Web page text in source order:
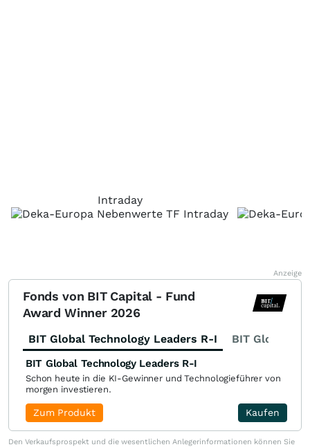
Intraday
Anzeige
Fonds von BIT Capital - Fund
Award Winner 2026
BIT Global Technology Leaders R-I BIT Global
BIT Global Technology Leaders R-I
Schon heute in die KI-Gewinner und Technologieführer von
morgen investieren.
Kaufen
Zum Produkt
Den Verkaufsprospekt und die wesentlichen Anlegerinformationen können Sie